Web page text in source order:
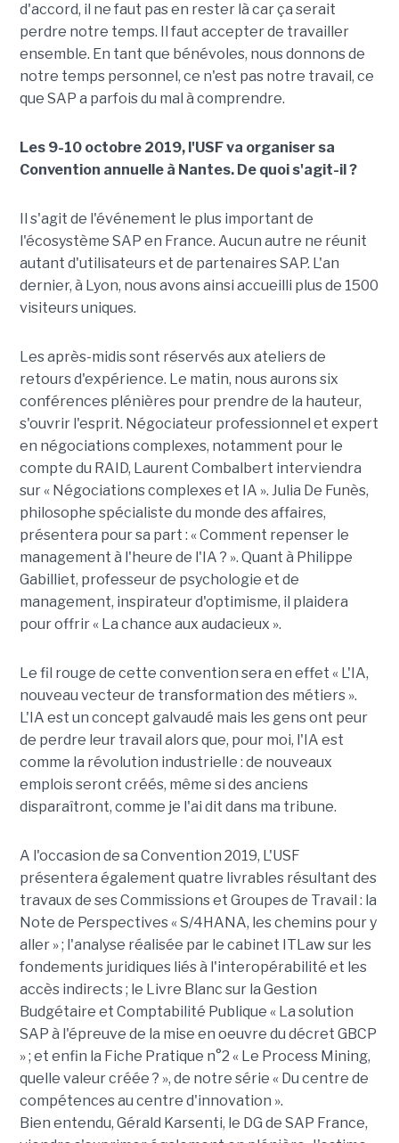
d'accord, il ne faut pas en rester là car ça serait
perdre notre temps. Il faut accepter de travailler
ensemble. En tant que bénévoles, nous donnons de
notre temps personnel, ce n'est pas notre travail, ce
que SAP a parfois du mal à comprendre.
Les 9-10 octobre 2019, l'USF va organiser sa
Convention annuelle à Nantes. De quoi s'agit-il ?
Il s'agit de l'événement le plus important de
l'écosystème SAP en France. Aucun autre ne réunit
autant d'utilisateurs et de partenaires SAP. L'an
dernier, à Lyon, nous avons ainsi accueilli plus de 1500
visiteurs uniques.
Les après-midis sont réservés aux ateliers de
retours d'expérience. Le matin, nous aurons six
conférences plénières pour prendre de la hauteur,
s'ouvrir l'esprit. Négociateur professionnel et expert
en négociations complexes, notamment pour le
compte du RAID, Laurent Combalbert interviendra
sur « Négociations complexes et IA ». Julia De Funès,
philosophe spécialiste du monde des affaires,
présentera pour sa part : « Comment repenser le
management à l'heure de l'IA ? ». Quant à Philippe
Gabilliet, professeur de psychologie et de
management, inspirateur d'optimisme, il plaidera
pour offrir « La chance aux audacieux ».
Le fil rouge de cette convention sera en effet « L'IA,
nouveau vecteur de transformation des métiers ».
L'IA est un concept galvaudé mais les gens ont peur
de perdre leur travail alors que, pour moi, l'IA est
comme la révolution industrielle : de nouveaux
emplois seront créés, même si des anciens
disparaîtront, comme je l'ai dit dans ma tribune.
A l'occasion de sa Convention 2019, L'USF
présentera également quatre livrables résultant des
travaux de ses Commissions et Groupes de Travail : la
Note de Perspectives « S/4HANA, les chemins pour y
aller » ; l'analyse réalisée par le cabinet ITLaw sur les
fondements juridiques liés à l'interopérabilité et les
accès indirects ; le Livre Blanc sur la Gestion
Budgétaire et Comptabilité Publique « La solution
SAP à l'épreuve de la mise en oeuvre du décret GBCP
» ; et enfin la Fiche Pratique n°2 « Le Process Mining,
quelle valeur créée ? », de notre série « Du centre de
compétences au centre d'innovation ».
Bien entendu, Gérald Karsenti, le DG de SAP France,